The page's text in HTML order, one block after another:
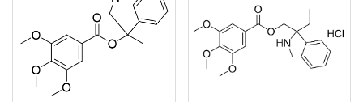
018米力农